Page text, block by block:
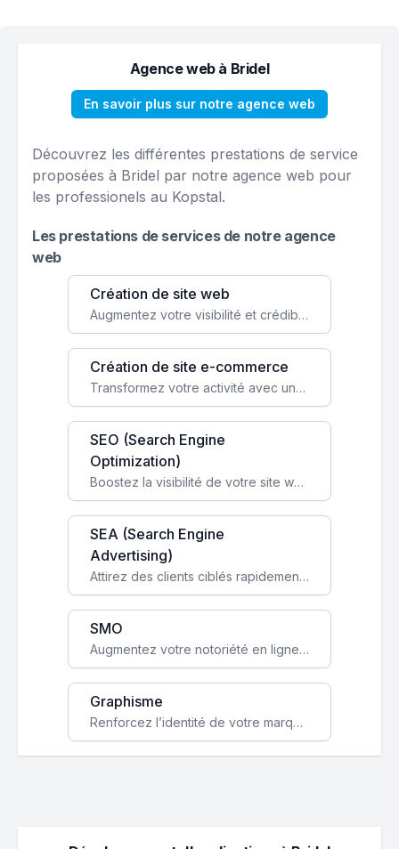
Agence web à Bridel
En savoir plus sur notre agence web
Découvrez les différentes prestations de service
proposées à Bridel par notre agence web pour
les professionels au Kopstal.
Les prestations de services de notre agence
web
Création de site web
Augmentez votre visibilité et crédibilité en ligne avec un site web performant, conçu pour attirer plus de clients.
Création de site e-commerce
Transformez votre activité avec une boutique en ligne, accessible à l'échelle mondiale 24/7.
SEO (Search Engine
Optimization)
Boostez la visibilité de votre site web sur Google et attirez du trafic qualifié grâce à nos stratégies SEO.
SEA (Search Engine
Advertising)
Attirez des clients ciblés rapidement avec des campagnes publicitaires payantes optimisées pour vos objectifs.
SMO
Augmentez votre notoriété en ligne et stimulez la croissance de votre entreprise grâce à une stratégie sociale sur mesure.
Graphisme
Renforcez l’identité de votre marque avec un design unique qui capte l’attention et engage vos clients.